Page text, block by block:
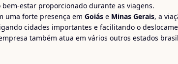
bem-estar proporcionado durante as viagens.
uma forte presença em Goiás e Minas Gerais, a
cidades importantes e facilitando o
também atua em vários outros estados